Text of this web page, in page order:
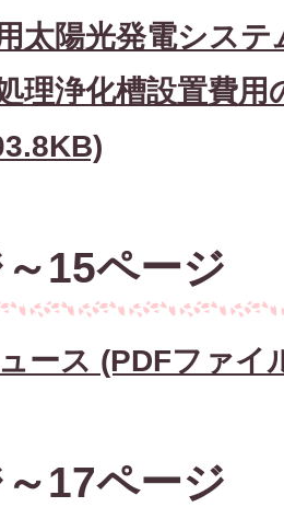
太陽光発電シス
理浄化槽設置費用
15ページ
ース (PDFファイ
17ページ